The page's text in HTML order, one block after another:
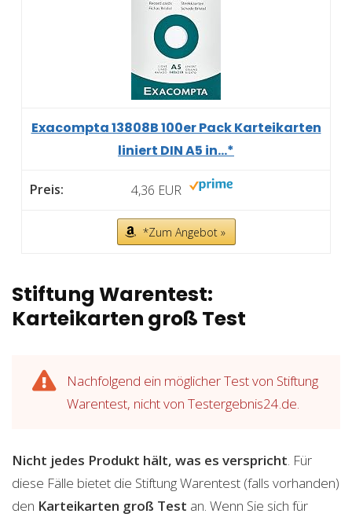
Exacompta 13808B 100er Pack Karteikarten
liniert DIN A5 in...*
4,36 EUR
*Zum Angebot »
Stiftung Warentest:
Karteikarten groß Test
Nachfolgend ein möglicher Test von Stiftung
Warentest, nicht von Testergebnis24.de.
Nicht jedes Produkt hält, was es verspricht. Für
diese Fälle bietet die Stiftung Warentest (falls vorhanden)
den Karteikarten groß Test an. Wenn Sie sich für